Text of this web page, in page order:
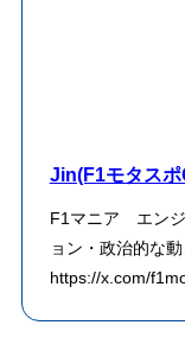
Jin(F1モタスポ
F1マニア エンジ
ョン・政治的な
https://x.com/